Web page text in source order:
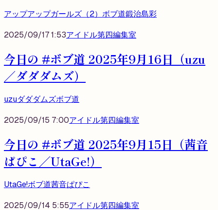
アップアップガールズ（2） ボブ道鍛治島彩
2025/09/17 1:53アイドル第四編集室
今日の #ボブ道 2025年9月16日（uzu
／ダダダムズ）
uzuダダダムズボブ道
2025/09/15 7:00アイドル第四編集室
今日の #ボブ道 2025年9月15日（茜音
ぱぴこ／UtaGe!）
UtaGe!ボブ道茜音ぱぴこ
2025/09/14 5:55アイドル第四編集室